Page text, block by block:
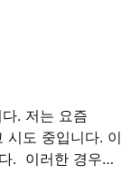
list of
도 중입니다. 이
. 이러한 경우에